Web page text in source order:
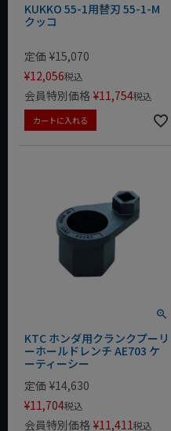
KUKKO 55-1用替刃 55-1-M
クッコ
定価 ¥15,070
¥12,056税込
会員特別価格 ¥11,754税込
カートに入れる
KTC ホンダ用クランクプーリ
ーホールドレンチ AE703 ケ
ーティーシー
定価 ¥14,630
¥11,704税込
会員特別価格 ¥11,411税込